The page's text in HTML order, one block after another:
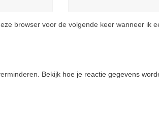
browser voor de volgende keer wanneer ik
Bekijk hoe je reactie gegevens